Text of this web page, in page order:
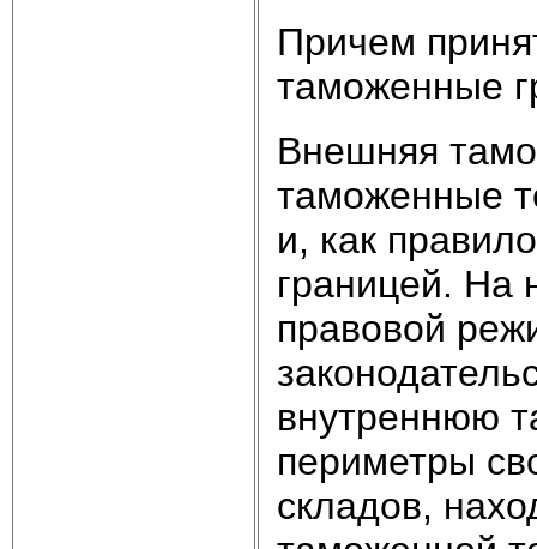
Причем
таможенные
Внешняя
таможенные
и, как
границей. На
правовой
внутреннюю
периметры
складов,